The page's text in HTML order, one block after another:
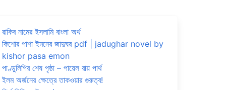
রাকিব নামের ইসলামি বাংলা অর্থ
কিশোর পাশা ইমনের জাদুঘর pdf | jadughar novel by
kishor pasa emon
পাণ্ডুলিপির শেষ পৃষ্ঠা – পায়েল রায় পার্থ
ইলম অর্জনের ক্ষেত্রে তাকওয়ার গুরুত্ব!